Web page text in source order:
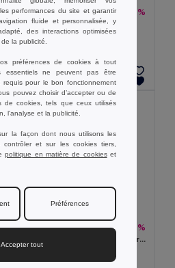
PAPERLUNCH Sac à lunch en papier 3L
7,62 € 9,49 € -20%
Sac thermique 10L en 600D
Egotier 98408
Ajouter au Panier
18,27 €36,18 € -50%
COOLPACK Sac à dos isotherme RPET 300D
GiftRetail MO2125
performances du site et garantir
fluide et personnalisée, y
des interactions optimisées
la publicité.
préférences de cookies à tout
essentiels ne peuvent pas être
requis pour le bon fonctionnement
pouvez choisir d’accepter ou de
de cookies, tels que ceux utilisés
l'analyse et la publicité.
la façon dont nous utilisons les
contrôler et sur les cookies tiers,
politique en matière de cookieset
Préférences
Accepter tout